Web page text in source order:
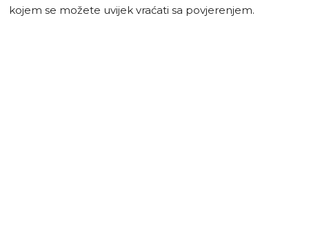
kojem se možete uvijek vraćati sa povjerenjem.